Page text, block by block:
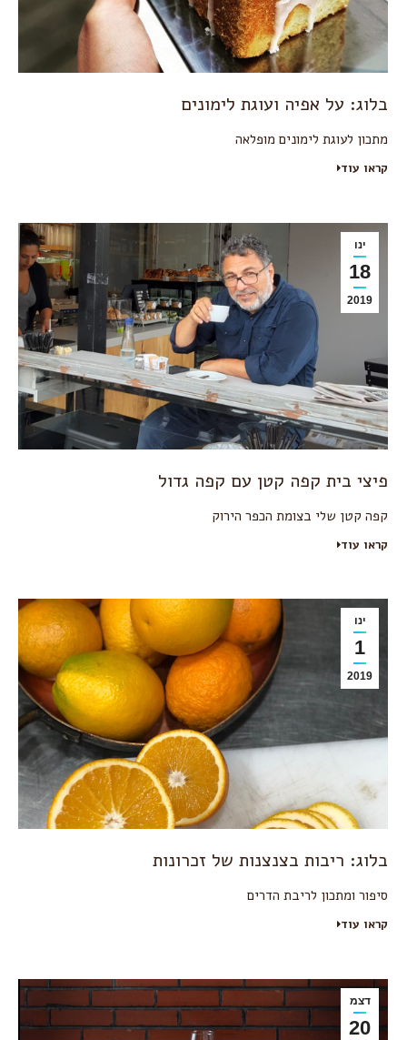
בלוג: על אפיה ועוגת לימונים
מתכון לעוגת לימונים מופלאה
קראו עוד
ינו
18
2019
פיצי בית קפה קטן עם קפה גדול
קפה קטן שלי בצומת הכפר הירוק
קראו עוד
ינו
1
2019
בלוג: ריבות בצנצנות של זכרונות
סיפור ומתכון לריבת הדרים
קראו עוד
דצמ
20